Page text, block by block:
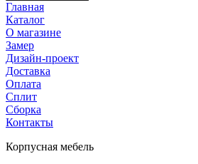
Главная
Каталог
О магазине
Замер
Дизайн-проект
Доставка
Оплата
Сплит
Сборка
Контакты
Корпусная мебель